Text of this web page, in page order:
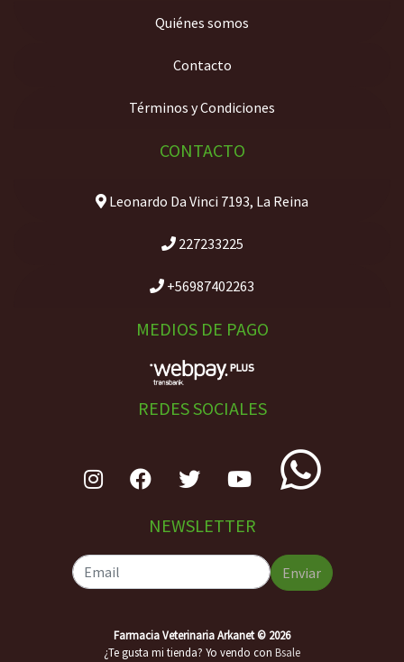
Quiénes somos
Contacto
Términos y Condiciones
CONTACTO
Leonardo Da Vinci 7193, La Reina
227233225
+56987402263
MEDIOS DE PAGO
REDES SOCIALES
NEWSLETTER
Enviar
Farmacia Veterinaria Arkanet © 2026
¿Te gusta mi tienda? Yo vendo con Bsale